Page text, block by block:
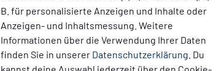
B. für personalisierte Anzeigen und Inhalte oder
Anzeigen- und Inhaltsmessung. Weitere
Informationen über die Verwendung Ihrer Daten
finden Sie in unserer Datenschutzerklärung . Du